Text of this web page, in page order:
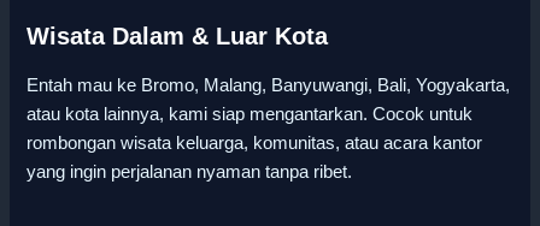
Wisata Dalam & Luar Kota
Entah mau ke Bromo, Malang, Banyuwangi, Bali, Yogyakarta,
atau kota lainnya, kami siap mengantarkan. Cocok untuk
rombongan wisata keluarga, komunitas, atau acara kantor
yang ingin perjalanan nyaman tanpa ribet.